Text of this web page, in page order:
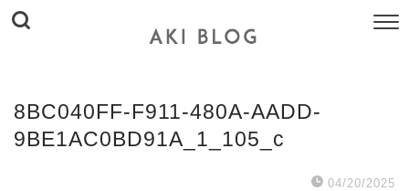
8BC040FF-F911-480A-AADD-
9BE1AC0BD91A_1_105_c
04/20/2025